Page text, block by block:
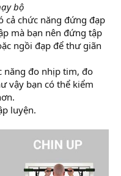
bộ
cả chức năng đứng đạp
mà bạn nên đứng tập
ngồi đạp để thư giãn
năng đo nhịp tim, đo
vậy bạn có thể kiểm
luyện.